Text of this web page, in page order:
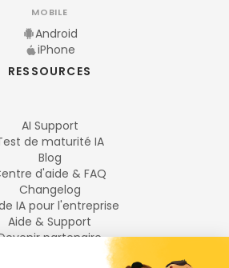
MOBILE
Android
iPhone
RESSOURCES
AI Support
de maturité IA
Blog
d'aide & FAQ
Changelog
IA pour l'entreprise
Aide & Support
partenaire